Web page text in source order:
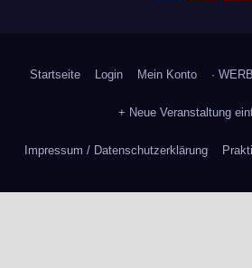
Startseite Login Mein Konto ·
+ Neue Veranstaltung
Impressum / Datenschutzerklärung